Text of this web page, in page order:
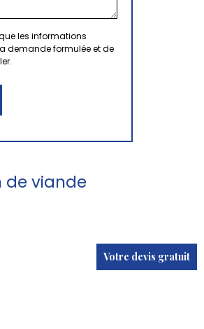
les informations
demande formulée et de
de viande
Votre devis gratuit